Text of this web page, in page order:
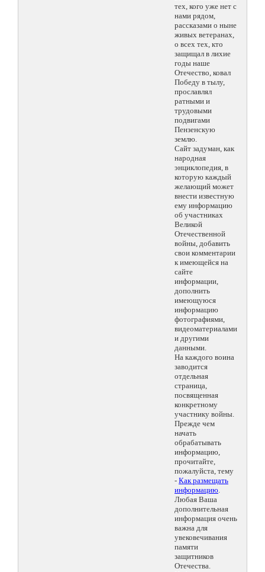
тех, кого уже нет с
нами рядом,
рассказами о ныне
живых ветеранах,
о всех тех, кто
защищал в лихие
годы наше
Отечество, ковал
Победу в тылу,
прославлял
ратными и
трудовыми
подвигами
Пензенскую
землю.
Сайт задуман, как
народная
энциклопедия, в
которую каждый
желающий может
внести известную
ему информацию
об участниках
Великой
Отечественной
войны, добавить
свои комментарии
к имеющейся на
сайте
информации,
дополнить
имеющуюся
информацию
фотографиями,
видеоматериалами
и другими
данными.
На каждого воина
заводится
отдельная
страница,
посвященная
конкретному
участнику войны.
Прежде чем
начать
обрабатывать
информацию,
прочитайте,
пожалуйста, тему
- Как размещать
информацию.
Любая Ваша
дополнительная
информация очень
важна для
увековечивания
памяти
защитников
Отечества.